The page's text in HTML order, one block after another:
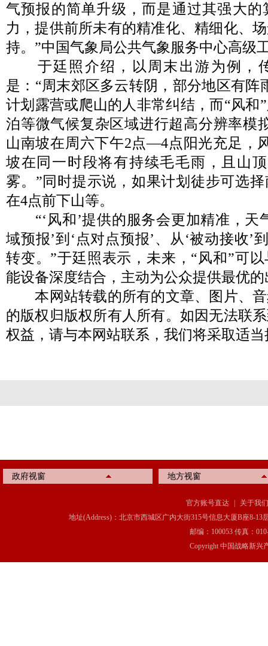
气预报的简单升级，而是通过其强大的
力，提供前所未有的精准化、精细化、
持。”中国气象局公共气象服务中心高级
于廷照介绍，以周末出游为例，
是：“周末郊区多云转阴，部分地区有阵
计划露营或爬山的人非常纠结，而“风和
泊等微气候复杂区域进行超高分辨率模
山南坡在周六下午2点—4点阳光充足，
坡在同一时段将有持续毛毛雨，且山
雾。”同时提示说，如果计划徒步可选
在4点前下山等。
“‘风和’提供的服务会更加精准，天
域预报’到‘点对点预报’、从‘被动接收’
转变。”于廷照表示，未来，“风和”可
能设备深度结合，主动为公众提供最优
本网站转载的所有的文章、图片、
的版权归版权所有人所有。如因无法联
权益，请与本网站联系，我们将采取适
政府视窗 地方视窗
官方账号直达
关于我们
地址(Address)：北京市西城区广内大街315号信息大厦B座8-13
邮编：100053 传真：
Copyright 中国战略新兴